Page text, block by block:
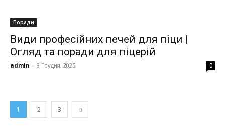
Поради
Види професійних печей для піци |
Огляд та поради для піцерій
admin - 8 Грудня, 2025 0
1 2 3